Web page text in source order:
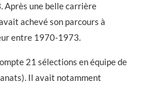
Après une belle carrière
achevé son parcours à
entre 1970-1973.
21 sélections en équipe de
Il avait notamment